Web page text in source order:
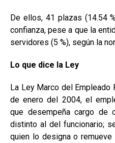
De ellos, 41 plazas (14.54
confianza, pese a que la
servidores (5 %), según la
Lo que dice la Ley
La Ley Marco del Empleado
de enero del 2004, el
que desempeña cargo de
distinto al del funcionario;
quien lo designa o